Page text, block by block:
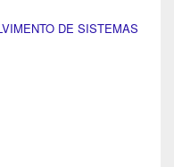
DE SISTEMAS